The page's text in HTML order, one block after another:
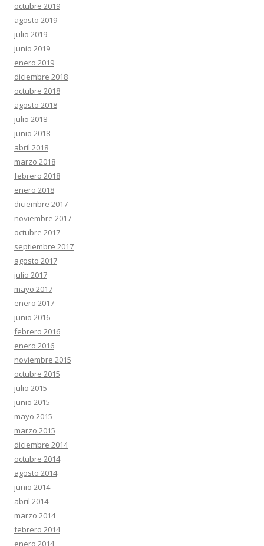
octubre 2019
agosto 2019
julio 2019
junio 2019
enero 2019
diciembre 2018
octubre 2018
agosto 2018
julio 2018
junio 2018
abril 2018
marzo 2018
febrero 2018
enero 2018
diciembre 2017
noviembre 2017
octubre 2017
septiembre 2017
agosto 2017
julio 2017
mayo 2017
enero 2017
junio 2016
febrero 2016
enero 2016
noviembre 2015
octubre 2015
julio 2015
junio 2015
mayo 2015
marzo 2015
diciembre 2014
octubre 2014
agosto 2014
junio 2014
abril 2014
marzo 2014
febrero 2014
enero 2014